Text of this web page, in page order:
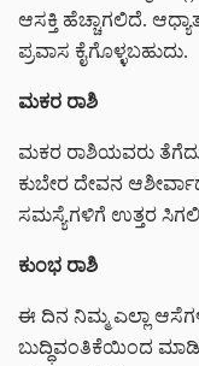
ಆಸಕ್ತಿ ಹೆಚ್ಚಾಗಲಿದೆ.
ಪ್ರವಾಸ ಕೈಗೊಳ್ಳಬಹುದು.
ಮಕರ ರಾಶಿ
ಮಕರ ರಾಶಿಯವರು
ಕುಬೇರ ದೇವನ
ಸಮಸ್ಯೆಗಳಿಗೆ ಉತ್ತರ
ಕುಂಭ ರಾಶಿ
ಈ ದಿನ ನಿಮ್ಮ ಎಲ್ಲಾ
ಬುದ್ಧಿವಂತಿಕೆಯಿಂದ